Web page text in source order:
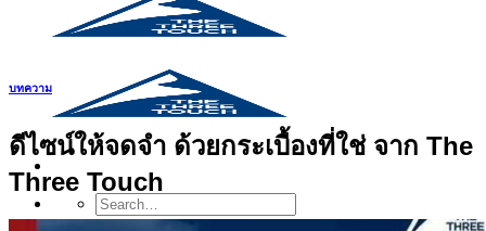
Search
for:
บทความ
ดีไซน์ให้จดจำ ด้วยกระเบื้องที่ใช่ จาก The
Three Touch